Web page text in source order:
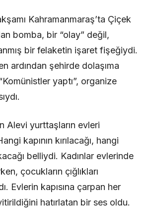
Kahramanmaraş’ta Çiçek
bomba, bir “olay” değil,
bir felaketin işaret fişeğiydi.
ardından şehirde dolaşıma
yaptı”, organize
Alevi yurttaşların evleri
kapının kırılacağı, hangi
belliydi. Kadınlar evlerinde
çocukların çığlıkları
Evlerin kapısına çarpan her
hatırlatan bir ses oldu.